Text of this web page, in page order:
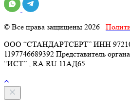
© Все права защищены 2026
ООО “СТАНДАРТСЕРТ” ИНН
1197746689392 Представитель
“ИСТ” , RA.RU.11АД65